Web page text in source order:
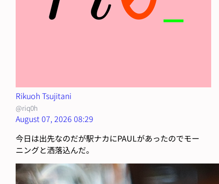
Rikuoh Tsujitani
@riq0h
August 07, 2026 08:29
今日は出先なのだが駅ナカにPAULがあったのでモー
ニングと洒落込んだ。